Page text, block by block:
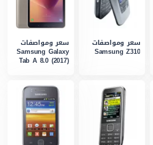
سعر ومواصفات
Samsung Z310
سعر ومواصفات
Samsung Galaxy
Tab A 8.0 (2017)